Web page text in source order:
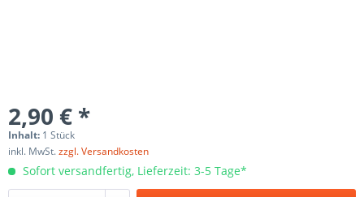
2,90 € *
Inhalt: 1 Stück
inkl. MwSt.zzgl. Versandkosten
Sofort versandfertig, Lieferzeit: 3-5 Tage*